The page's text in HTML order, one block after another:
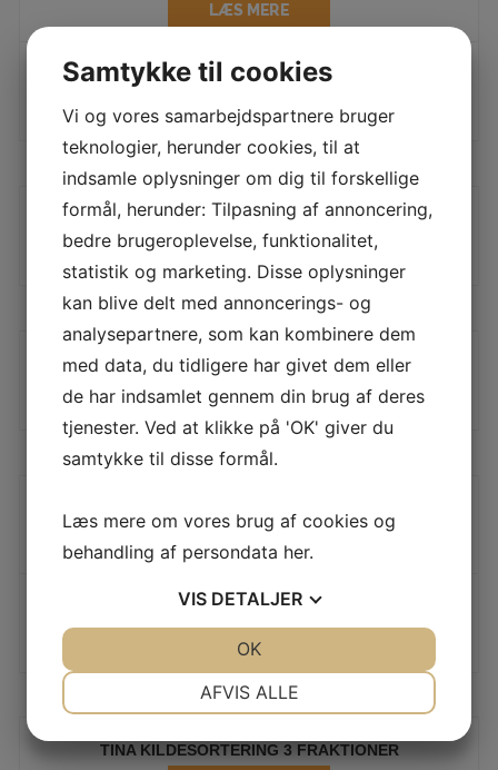
LÆS MERE
TINA AFFALDSSTATION 4 X15 LTR.
LÆS MERE
TINA AFFALDSSTATION 5 FRAKTIONER
LÆS MERE
TINA AFFALDSVOGN 6 X KILDESORTERING
LÆS MERE
LÆS MERE
TINA BAKKESTATIV M 2×10 LTR SPANDE
LÆS MERE
TINA KILDESORTERING 3 FRAKTIONER
Samtykke til cookies
Vi og vores samarbejdspartnere bruger
teknologier, herunder cookies, til at
indsamle oplysninger om dig til forskellige
formål, herunder: Tilpasning af annoncering,
bedre brugeroplevelse, funktionalitet,
statistik og marketing. Disse oplysninger
kan blive delt med annoncerings- og
analysepartnere, som kan kombinere dem
med data, du tidligere har givet dem eller
de har indsamlet gennem din brug af deres
tjenester. Ved at klikke på 'OK' giver du
samtykke til disse formål.
Læs mere om vores brug af cookies og
behandling af persondata her.
VIS DETALJER
MARKETING STATISTIK
AFVIS ALLE
OK